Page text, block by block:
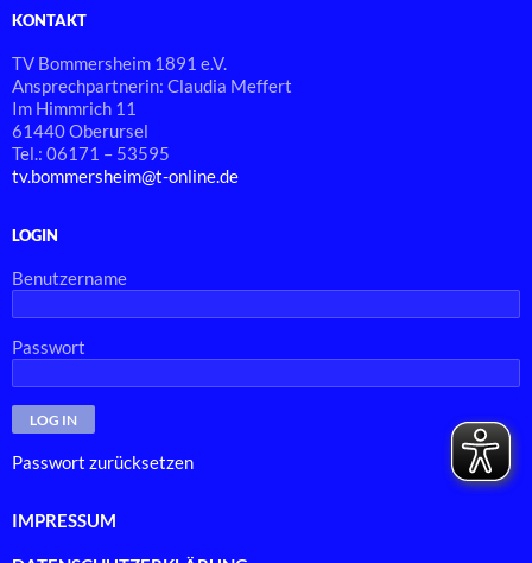
KONTAKT
TV Bommersheim 1891 e.V.
Ansprechpartnerin: Claudia Meffert
Im Himmrich 11
61440 Oberursel
Tel.: 06171 – 53595
tv.bommersheim@t-online.de
LOGIN
Benutzername
Passwort
Passwort zurücksetzen
IMPRESSUM